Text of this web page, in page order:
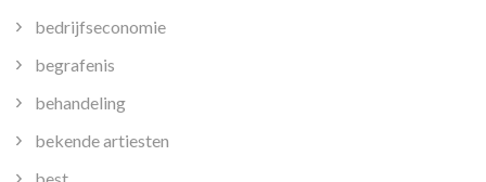
bedrijfseconomie
begrafenis
behandeling
bekende artiesten
best